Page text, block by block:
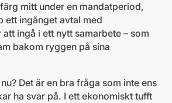
mitt under en mandatperiod,
ett ingånget avtal med
ingå i ett nytt samarbete – som
bakom ryggen på sina
Det är en bra fråga som inte ens
ha svar på. I ett ekonomiskt tufft